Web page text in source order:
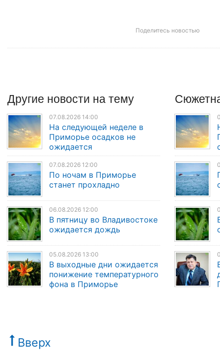
Поделитесь новостью
Другие новости на тему
07.08.2026 14:00
На следующей неделе в
Приморье осадков не
ожидается
07.08.2026 12:00
По ночам в Приморье
станет прохладно
06.08.2026 12:00
В пятницу во Владивостоке
ожидается дождь
05.08.2026 13:00
В выходные дни ожидается
понижение температурного
фона в Приморье
Вверх